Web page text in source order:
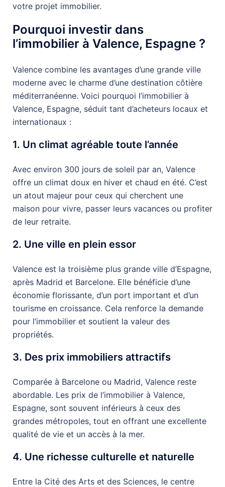
votre projet immobilier.
Pourquoi investir dans
l’immobilier à Valence, Espagne ?
Valence combine les avantages d’une grande ville
moderne avec le charme d’une destination côtière
méditerranéenne. Voici pourquoi l’immobilier à
Valence, Espagne, séduit tant d’acheteurs locaux et
internationaux :
1. Un climat agréable toute l’année
Avec environ 300 jours de soleil par an, Valence
offre un climat doux en hiver et chaud en été. C’est
un atout majeur pour ceux qui cherchent une
maison pour vivre, passer leurs vacances ou profiter
de leur retraite.
2. Une ville en plein essor
Valence est la troisième plus grande ville d’Espagne,
après Madrid et Barcelone. Elle bénéficie d’une
économie florissante, d’un port important et d’un
tourisme en croissance. Cela renforce la demande
pour l’immobilier et soutient la valeur des
propriétés.
3. Des prix immobiliers attractifs
Comparée à Barcelone ou Madrid, Valence reste
abordable. Les prix de l’immobilier à Valence,
Espagne, sont souvent inférieurs à ceux des
grandes métropoles, tout en offrant une excellente
qualité de vie et un accès à la mer.
4. Une richesse culturelle et naturelle
Entre la Cité des Arts et des Sciences, le centre